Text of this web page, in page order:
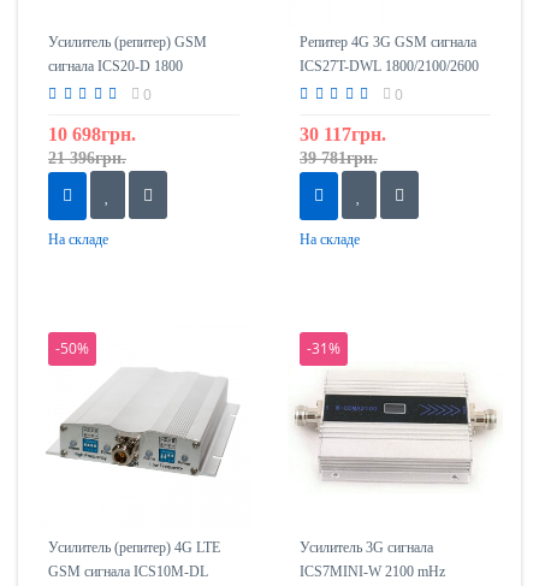
Усилитель (репитер) GSM
сигнала ICS20-D 1800
0
10 698грн.
21 396грн.
На складе
Репитер 4G 3G GSM сигнала
ICS27T-DWL 1800/2100/2600
0
30 117грн.
39 781грн.
На складе
-50%
Усилитель (репитер) 4G LTE
GSM сигнала ICS10M-DL
-31%
Усилитель 3G сигнала
ICS7MINI-W 2100 mHz